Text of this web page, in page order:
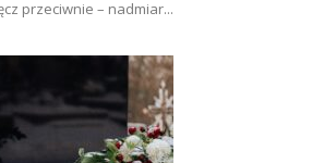
przeciwnie – nadmiar...